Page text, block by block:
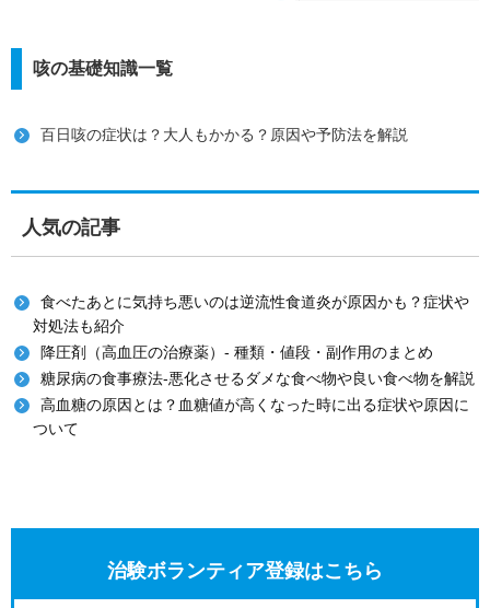
咳の基礎知識一覧
百日咳の症状は？大人もかかる？原因や予防法を解説
人気の記事
食べたあとに気持ち悪いのは逆流性食道炎が原因かも？症状や
対処法も紹介
降圧剤（高血圧の治療薬）- 種類・値段・副作用のまとめ
糖尿病の食事療法-悪化させるダメな食べ物や良い食べ物を解説
高血糖の原因とは？血糖値が高くなった時に出る症状や原因に
ついて
治験ボランティア登録はこちら